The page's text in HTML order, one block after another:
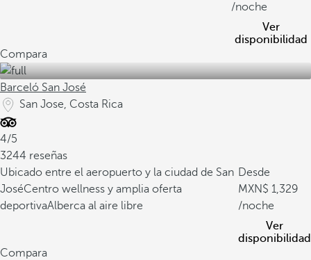
/noche
Ver
disponibilidad
Compara
Barceló San José
San Jose, Costa Rica
4/5
3244 reseñas
Ubicado entre el aeropuerto y la ciudad de San
JoséCentro wellness y amplia oferta
deportivaAlberca al aire libre
Desde
1,329
/noche
Ver
disponibilidad
Compara